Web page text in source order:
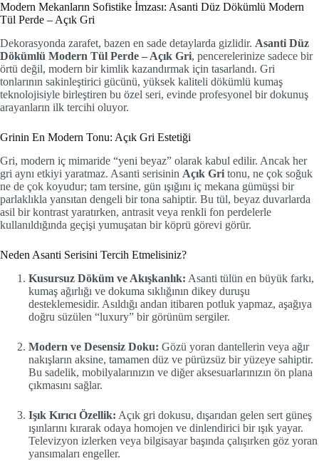
Modern Mekanların Sofistike İmzası: Asanti Düz Dökümlü Modern
Tül Perde – Açık Gri
Dekorasyonda zarafet, bazen en sade detaylarda gizlidir. Asanti Düz
Dökümlü Modern Tül Perde – Açık Gri, pencerelerinize sadece bir
örtü değil, modern bir kimlik kazandırmak için tasarlandı. Gri
tonlarının sakinleştirici gücünü, yüksek kaliteli dökümlü kumaş
teknolojisiyle birleştiren bu özel seri, evinde profesyonel bir dokunuş
arayanların ilk tercihi oluyor.
Grinin En Modern Tonu: Açık Gri Estetiği
Gri, modern iç mimaride “yeni beyaz” olarak kabul edilir. Ancak her
gri aynı etkiyi yaratmaz. Asanti serisinin Açık Gri tonu, ne çok soğuk
ne de çok koyudur; tam tersine, gün ışığını iç mekana gümüşsi bir
parlaklıkla yansıtan dengeli bir tona sahiptir. Bu tül, beyaz duvarlarda
asil bir kontrast yaratırken, antrasit veya renkli fon perdelerle
kullanıldığında geçişi yumuşatan bir köprü görevi görür.
Neden Asanti Serisini Tercih Etmelisiniz?
Kusursuz Döküm ve Akışkanlık: Asanti tülün en büyük farkı,
kumaş ağırlığı ve dokuma sıklığının dikey duruşu
desteklemesidir. Asıldığı andan itibaren potluk yapmaz, aşağıya
doğru süzülen “luxury” bir görünüm sergiler.
Modern ve Desensiz Doku: Gözü yoran dantellerin veya ağır
nakışların aksine, tamamen düz ve pürüzsüz bir yüzeye sahiptir.
Bu sadelik, mobilyalarınızın ve diğer aksesuarlarınızın ön plana
çıkmasını sağlar.
Işık Kırıcı Özellik: Açık gri dokusu, dışarıdan gelen sert güneş
ışınlarını kırarak odaya homojen ve dinlendirici bir ışık yayar.
Televizyon izlerken veya bilgisayar başında çalışırken göz yoran
yansımaları engeller.